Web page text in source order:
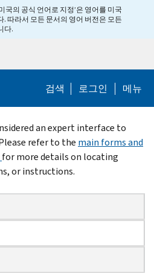
국의 공식 언어로 지정’은 영어를 미국
. 따라서 모든 문서의 영어 버전은 모든
다.
검색 로그인 메뉴
an expert interface to
refer to the main forms and
for more details on locating
or instructions.